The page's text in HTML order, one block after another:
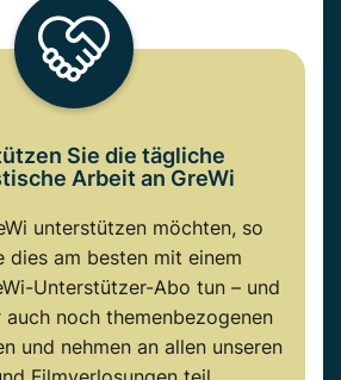
Sie die tägliche
Arbeit an GreWi
unterstützen möchten, so
dies am besten mit einem
Unterstützer-Abo tun – und
noch themenbezogenen
und nehmen an allen unseren